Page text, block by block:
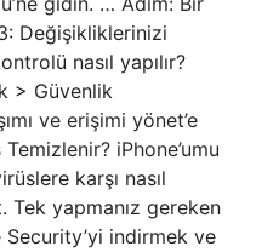
Değişikliklerinizi
nasıl yapılır?
> Güvenlik
ve erişimi yönet’e
iPhone’umu
karşı nasıl
yapmanız gereken
indirmek ve